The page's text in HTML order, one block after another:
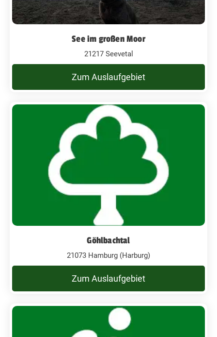
See im großen Moor
21217 Seevetal
Zum Auslaufgebiet
Göhlbachtal
21073 Hamburg (Harburg)
Zum Auslaufgebiet